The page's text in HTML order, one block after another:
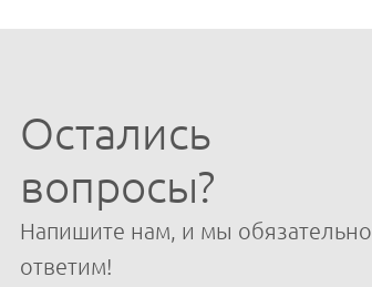
Остались
вопросы?
Напишите нам, и мы обязательно
ответим!